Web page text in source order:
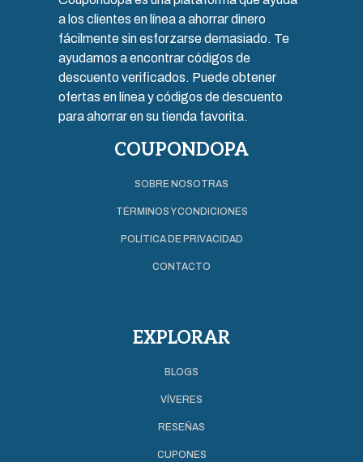
a los clientes en línea a ahorrar dinero
fácilmente sin esforzarse demasiado. Te
ayudamos a encontrar códigos de
descuento verificados. Puede obtener
ofertas en línea y códigos de descuento
para ahorrar en su tienda favorita.
COUPONDOPA
SOBRE NOSOTRAS
TÉRMINOS Y CONDICIONES
POLÍTICA DE PRIVACIDAD
CONTACTO
EXPLORAR
BLOGS
VÍVERES
RESEÑAS
CUPONES